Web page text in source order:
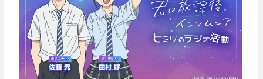
グッズ イベント
声優 コスプレ
舞台 新帝スタ
ラキりす
番組・動画一覧 ラジオ
動画
連載・ブログ
連載・ブログ一覧 コラム
編集部ブログ・お知らせ